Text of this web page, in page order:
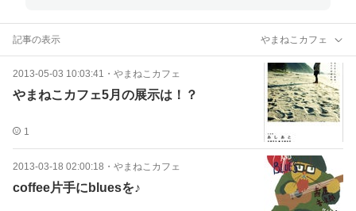
記事の表示 やまねこカフェ
2013-05-03 10:03:41 ・ やまねこカフェ
やまねこカフェ5月の展示は！？
1
2013-03-18 02:00:18 ・ やまねこカフェ
coffee片手にbluesを♪